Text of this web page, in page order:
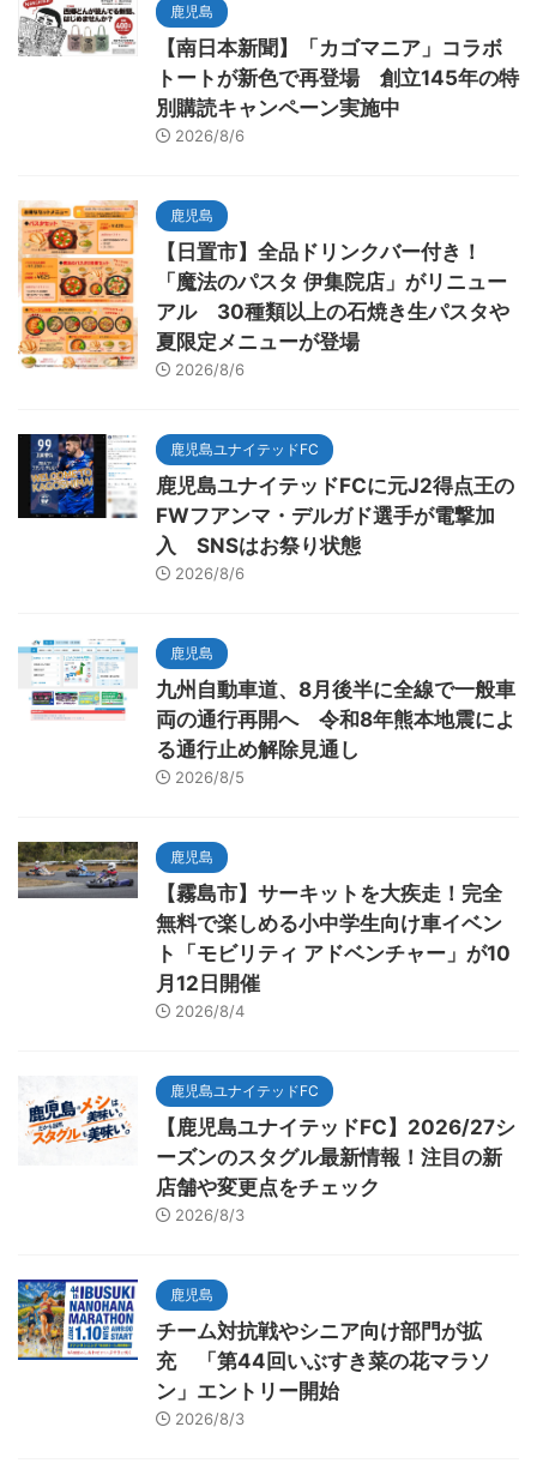
鹿児島
【南日本新聞】「カゴマニア」コラボ
トートが新色で再登場 創立145年の特
別購読キャンペーン実施中
2026/8/6
鹿児島
【日置市】全品ドリンクバー付き！
「魔法のパスタ 伊集院店」がリニュー
アル 30種類以上の石焼き生パスタや
夏限定メニューが登場
2026/8/6
鹿児島ユナイテッドFC
鹿児島ユナイテッドFCに元J2得点王の
FWフアンマ・デルガド選手が電撃加
入 SNSはお祭り状態
2026/8/6
鹿児島
九州自動車道、8月後半に全線で一般車
両の通行再開へ 令和8年熊本地震によ
る通行止め解除見通し
2026/8/5
鹿児島
【霧島市】サーキットを大疾走！完全
無料で楽しめる小中学生向け車イベン
ト「モビリティ アドベンチャー」が10
月12日開催
2026/8/4
鹿児島ユナイテッドFC
【鹿児島ユナイテッドFC】2026/27シ
ーズンのスタグル最新情報！注目の新
店舗や変更点をチェック
2026/8/3
鹿児島
チーム対抗戦やシニア向け部門が拡
充 「第44回いぶすき菜の花マラソ
ン」エントリー開始
2026/8/3